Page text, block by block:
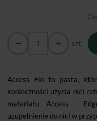
szt.
Access Flo to pasta,
konieczności użycia nici
materiału Access
uzupełnienie do nici w